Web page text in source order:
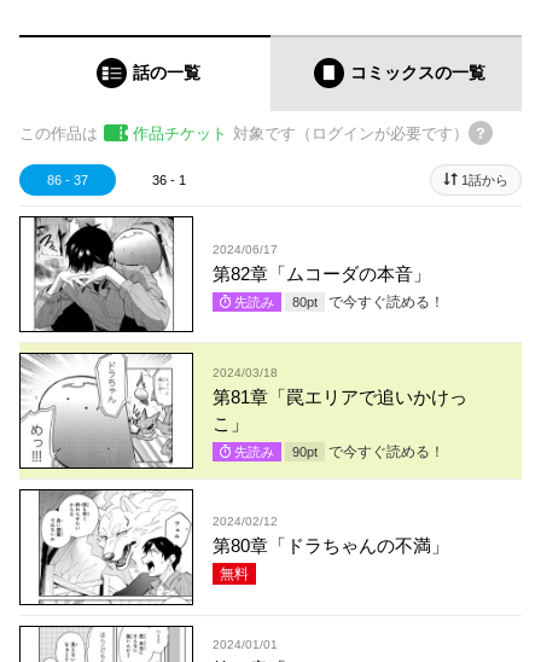
話の一覧 コミックスの一覧
この作品は 作品チケット 対象です（ログインが必要です）
86 - 37 36 - 1 1話から
2024/06/17
第82章「ムコーダの本音」
先読み 80pt で今すぐ読める！
2024/03/18
第81章「罠エリアで追いかけっ
こ」
先読み 90pt で今すぐ読める！
2024/02/12
第80章「ドラちゃんの不満」
無料
2024/01/01